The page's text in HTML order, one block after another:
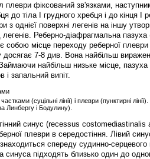
плеври фіксований зв'язками,
до тіла I грудного хребця і до кінця I
з однієї поверхні легенів на іншу
легенів. Реберно-діафрагмальна
собою місце переходу реберної
7-8 див. Вона найбільш
найбільш низьке місце,
запальний випіт.
(суцільні лінії) і плеври (пунктирні
Линбергу і Бодулину).
синус (recessus
плеври в середостіння. Лівий
спереду судинно-
синуса підходять близько один до